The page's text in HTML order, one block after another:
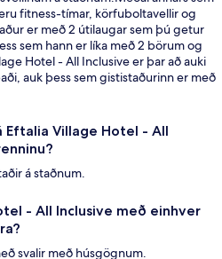
fitness-tímar, körfuboltavellir og
er með 2 útilaugar sem þú getur
sem hann er líka með 2 börum og
Hotel - All Inclusive er þar að auki
auk þess sem gististaðurinn er með
Eftalia Village Hotel - All
á staðnum.
- All Inclusive með einhver
svalir með húsgögnum.